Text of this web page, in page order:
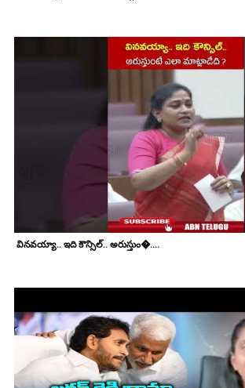
వినవయ్యా.. ఇది కౌన్సిల్.. అరుస్తుం�....